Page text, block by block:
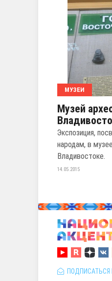
МУЗЕИ
Музей
Экспозиция,
народам, в
Владивостоке.
14.05.2015
ПОДПИСАТЬСЯ